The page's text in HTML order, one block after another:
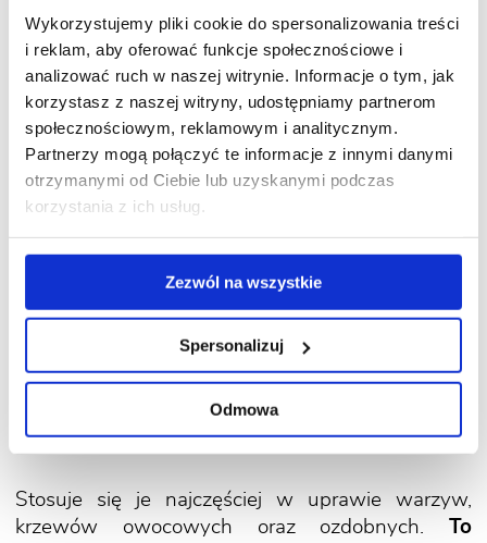
Wykorzystujemy pliki cookie do spersonalizowania treści
i reklam, aby oferować funkcje społecznościowe i
analizować ruch w naszej witrynie. Informacje o tym, jak
korzystasz z naszej witryny, udostępniamy partnerom
społecznościowym, reklamowym i analitycznym.
Partnerzy mogą połączyć te informacje z innymi danymi
otrzymanymi od Ciebie lub uzyskanymi podczas
korzystania z ich usług.
Zezwól na wszystkie
Spersonalizuj
Odmowa
4. Jakie są zalety i wady
ściółek syntetycznych?
Stosuje się je najczęściej w uprawie warzyw,
krzewów owocowych oraz ozdobnych.
To